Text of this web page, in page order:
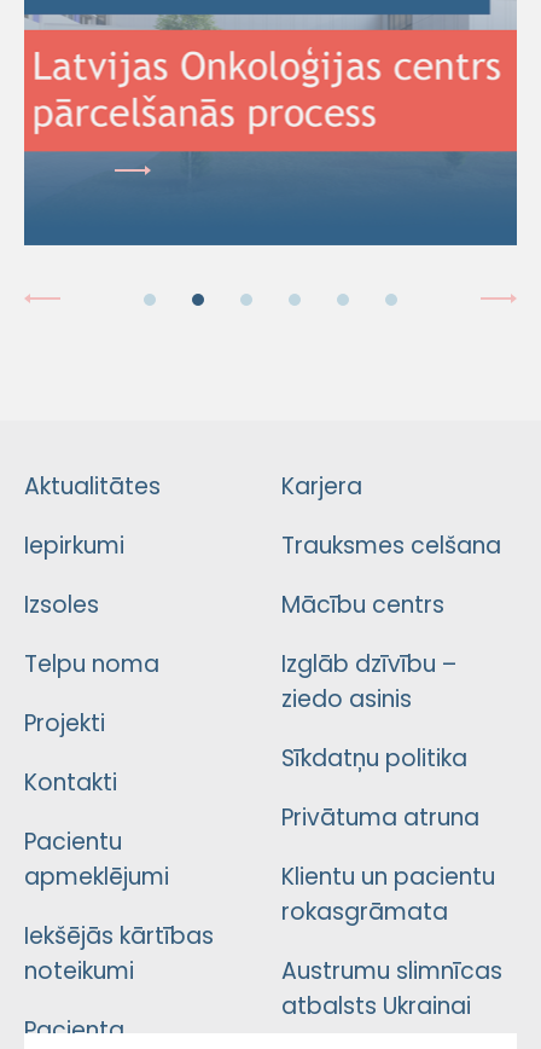
Aktualitātes
Iepirkumi
Izsoles
Telpu noma
Projekti
Kontakti
Pacientu
apmeklējumi
Iekšējās kārtības
noteikumi
Pacienta
Karjera
Trauksmes celšana
Mācību centrs
Izglāb dzīvību –
ziedo asinis
Sīkdatņu politika
Privātuma atruna
Klientu un pacientu
rokasgrāmata
Austrumu slimnīcas
atbalsts Ukrainai